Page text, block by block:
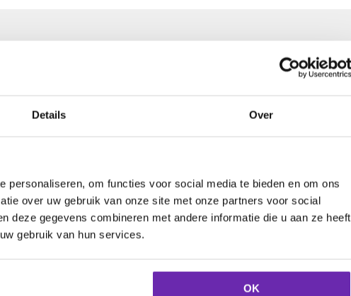
Details Over
personaliseren, om functies voor social media te bieden en om ons
over uw gebruik van onze site met onze partners voor social
deze gegevens combineren met andere informatie die u aan ze heeft
gebruik van hun services.
OK